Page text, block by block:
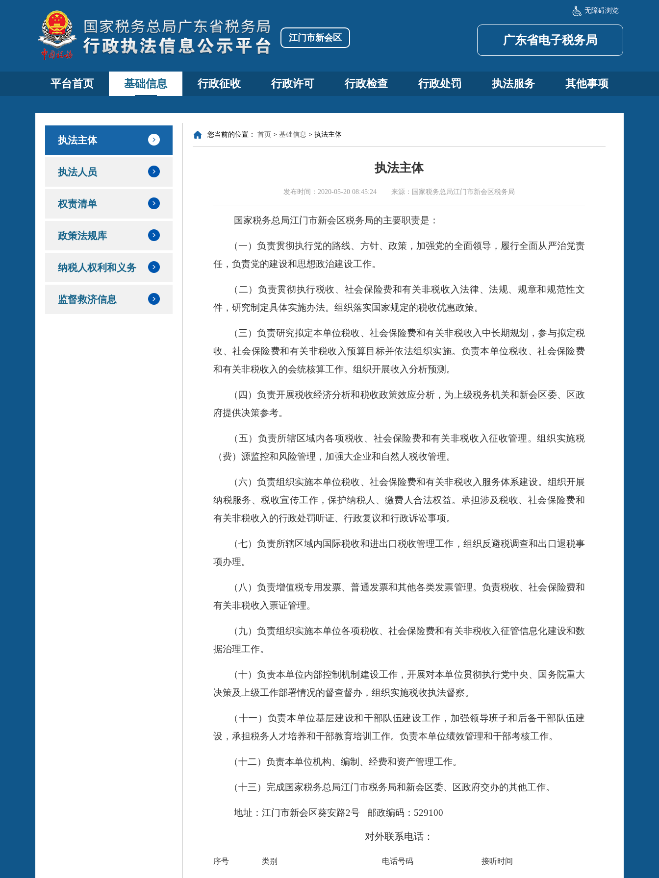
江门市新会区 广东省电子税务局
无障碍浏览
平台首页 基础信息 行政征收 行政许可 行政检查 行政处罚 执法服务 其他事项
执法主体
执法人员
权责清单
政策法规库
纳税人权利和义务
监督救济信息
您当前的位置： 首页 > 基础信息 > 执法主体
执法主体
发布时间： 2020-05-20 08:45:24 来源： 国家税务总局江门市新会区税务局
国家税务总局江门市新会区税务局的主要职责是：
（一）负责贯彻执行党的路线、方针、政策，加强党的全面领导，履行全面从严治党责
任，负责党的建设和思想政治建设工作。
（二）负责贯彻执行税收、社会保险费和有关非税收入法律、法规、规章和规范性文
件，研究制定具体实施办法。组织落实国家规定的税收优惠政策。
（三）负责研究拟定本单位税收、社会保险费和有关非税收入中长期规划，参与拟定税
收、社会保险费和有关非税收入预算目标并依法组织实施。负责本单位税收、社会保险费
和有关非税收入的会统核算工作。组织开展收入分析预测。
（四）负责开展税收经济分析和税收政策效应分析，为上级税务机关和新会区委、区政
府提供决策参考。
（五）负责所辖区域内各项税收、社会保险费和有关非税收入征收管理。组织实施税
（费）源监控和风险管理，加强大企业和自然人税收管理。
（六）负责组织实施本单位税收、社会保险费和有关非税收入服务体系建设。组织开展
纳税服务、税收宣传工作，保护纳税人、缴费人合法权益。承担涉及税收、社会保险费和
有关非税收入的行政处罚听证、行政复议和行政诉讼事项。
（七）负责所辖区域内国际税收和进出口税收管理工作，组织反避税调查和出口退税事
项办理。
（八）负责增值税专用发票、普通发票和其他各类发票管理。负责税收、社会保险费和
有关非税收入票证管理。
（九）负责组织实施本单位各项税收、社会保险费和有关非税收入征管信息化建设和数
据治理工作。
（十）负责本单位内部控制机制建设工作，开展对本单位贯彻执行党中央、国务院重大
决策及上级工作部署情况的督查督办，组织实施税收执法督察。
（十一）负责本单位基层建设和干部队伍建设工作，加强领导班子和后备干部队伍建
设，承担税务人才培养和干部教育培训工作。负责本单位绩效管理和干部考核工作。
（十二）负责本单位机构、编制、经费和资产管理工作。
（十三）完成国家税务总局江门市税务局和新会区委、区政府交办的其他工作。
地址：江门市新会区葵安路2号 邮政编码： 529100
对外联系电话：
序号 类别 电话号码 接听时间